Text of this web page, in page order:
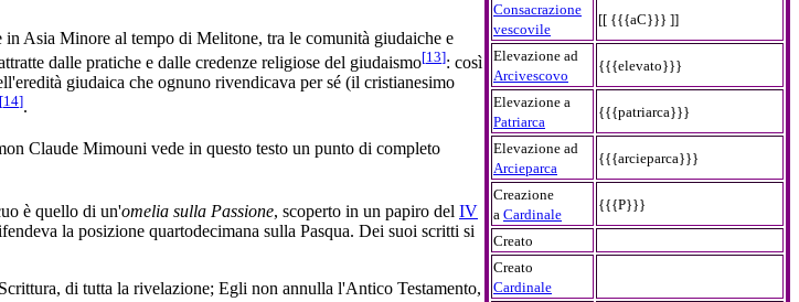
Consacrazione
vescovile
[[ {{{aC}}} ]]
Elevazione ad
Arcivescovo
{{{elevato}}}
Elevazione a
Patriarca
{{{patriarca}}}
Elevazione ad
Arcieparca
{{{arcieparca}}}
Creazione
a Cardinale
{{{P}}}
Creato
Creato
Cardinale
Asia Minore al tempo di Melitone, tra le comunità giudaiche e
dalle pratiche e dalle credenze religiose del giudaismo[13]: così
giudaica che ognuno rivendicava per sé (il cristianesimo
[14].
Claude Mimouni vede in questo testo un punto di completo
è quello di un'omelia sulla Passione, scoperto in un papiro del IV
la posizione quartodecimana sulla Pasqua. Dei suoi scritti si
di tutta la rivelazione; Egli non annulla l'Antico Testamento,